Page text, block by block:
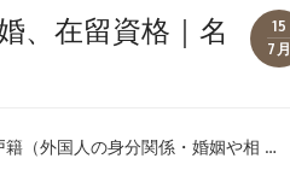
、在留資格｜名
15
7月
（外国人の身分関係・婚姻や相 …